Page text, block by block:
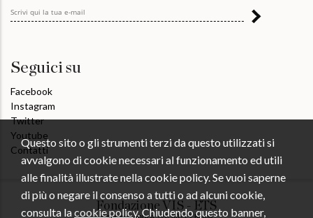
Seguici su
Facebook
Instagram
Twitter
Youtube
Contatti
Fondazione VIS - ETS
Via Appia Antica 126 00179 Roma
Questo sito o gli strumenti terzi da questo utilizzati si
avvalgono di cookie necessari al funzionamento ed utili
alle finalità illustrate nella cookie policy. Se vuoi saperne
di più o negare il consenso a tutti o ad alcuni cookie,
consulta lacookie policy. Chiudendo questo banner,